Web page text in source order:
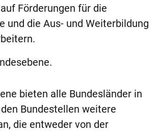
Förderungen für die
und die Aus- und Weiterbildung
bieten alle Bundesländer in
Bundestellen weitere
die entweder von der